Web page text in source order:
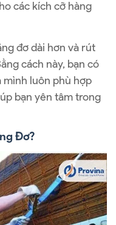
các kích cỡ hàng
đơ dài hơn và rút
cách này, bạn có
mình luôn phù hợp
bạn yên tâm trong
Đơ?